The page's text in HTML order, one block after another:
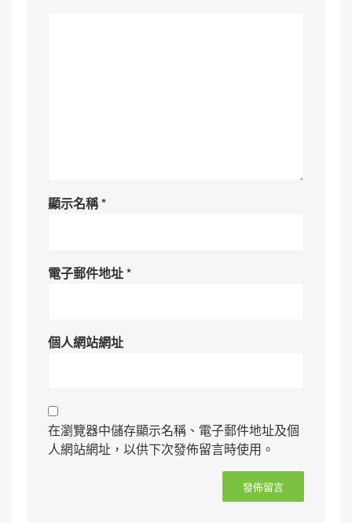
顯示名稱*
電子郵件地址*
個人網站網址
在瀏覽器中儲存顯示名稱、電子郵件地址及個
人網站網址，以供下次發佈留言時使用。